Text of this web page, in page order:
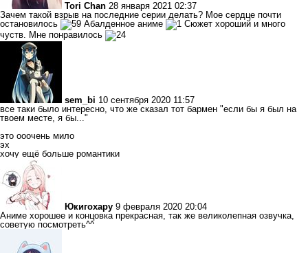
Tori Chan 28 января 2021 02:37
Зачем такой взрыв на последние серии делать? Мое сердце почти
остановилось
Абалденное аниме
Сюжет хороший и много
чуств. Мне понравилось
sem_bi 10 сентября 2020 11:57
все таки было интересно, что же сказал тот бармен "если бы я был на
твоем месте, я бы..."
это ооочень мило
эх
хочу ещё больше романтики
Юкигохару 9 февраля 2020 20:04
Аниме хорошее и концовка прекрасная, так же великолепная озвучка,
советую посмотреть^^